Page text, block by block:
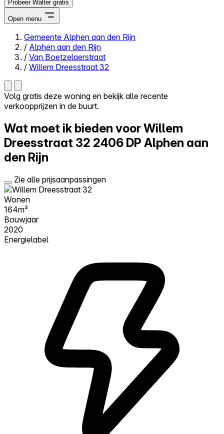
Probeer Walter gratis
Open menu
Close menu
Zelf kopen
Reviews
Prijzen
Log in
Probeer Walter gratis
Gemeente Alphen aan den Rijn
/ Alphen aan den Rijn
/ Van Boetzelaerstraat
/ Willem Dreesstraat 32
Volg gratis deze woning en bekijk alle recente
verkoopprijzen in de buurt.
Wat moet ik bieden voor Willem
Dreesstraat 32 2406 DP Alphen aan
den Rijn
Zie alle prijsaanpassingen
Wonen
164m²
Bouwjaar
2020
Energielabel